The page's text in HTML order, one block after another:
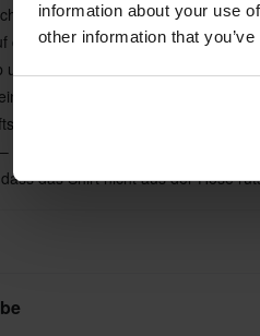
information about your use
other information that
– Bewegungsfreiheit + keine
der Rückseite der Hose –
unterstützt die Bounce-Funktion
Material, das maximalen
Hose bleibt an Ort und Stelle Hose
das Shirt nicht aus der Hose